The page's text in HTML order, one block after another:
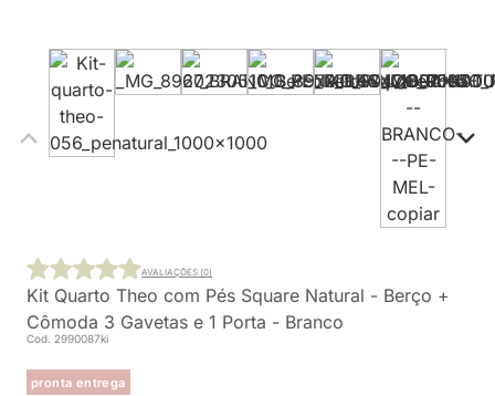
Kit Quarto Theo com Pés Square Natural - Berço +
Cômoda 3 Gavetas e 1 Porta - Branco
Cod. 2990087ki
pronta entrega
AVALIAÇÕES (0)